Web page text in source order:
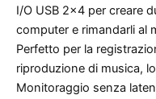
I/O USB 2×4 per creare
computer e rimandarli al
Perfetto per la
riproduzione di musica,
Monitoraggio senza